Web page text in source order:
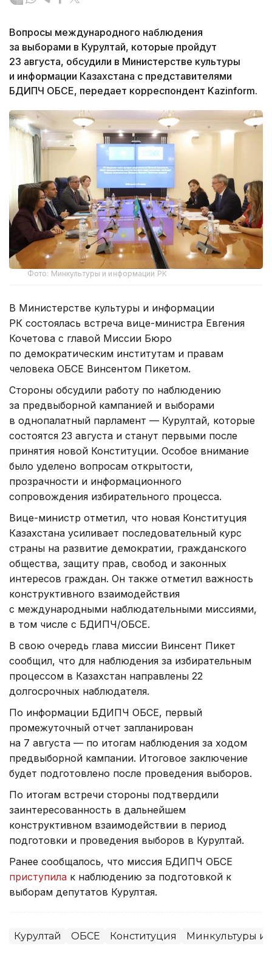
Вопросы международного наблюдения
за выборами в Курултай, которые пройдут
23 августа, обсудили в Министерстве культуры
и информации Казахстана с представителями
БДИПЧ ОБСЕ, передает корреспондент Kazinform.
Фото: Минкультуры и информации РК
В Министерстве культуры и информации
РК состоялась встреча вице-министра Евгения
Кочетова с главой Миссии Бюро
по демократическим институтам и правам
человека ОБСЕ Винсентом Пикетом.
Стороны обсудили работу по наблюдению
за предвыборной кампанией и выборами
в однопалатный парламент — Курултай, которые
состоятся 23 августа и станут первыми после
принятия новой Конституции. Особое внимание
было уделено вопросам открытости,
прозрачности и информационного
сопровождения избирательного процесса.
Вице-министр отметил, что новая Конституция
Казахстана усиливает последовательный курс
страны на развитие демократии, гражданского
общества, защиту прав, свобод и законных
интересов граждан. Он также отметил важность
конструктивного взаимодействия
с международными наблюдательными миссиями,
в том числе с БДИПЧ/ОБСЕ.
В свою очередь глава миссии Винсент Пикет
сообщил, что для наблюдения за избирательным
процессом в Казахстан направлены 22
долгосрочных наблюдателя.
По информации БДИПЧ ОБСЕ, первый
промежуточный отчет запланирован
на 7 августа — по итогам наблюдения за ходом
предвыборной кампании. Итоговое заключение
будет подготовлено после проведения выборов.
По итогам встречи стороны подтвердили
заинтересованность в дальнейшем
конструктивном взаимодействии в период
подготовки и проведения выборов в Курултай.
Ранее сообщалось, что миссия БДИПЧ ОБСЕ
приступила к наблюдению за подготовкой к
выборам депутатов Курултая.
Курултай ОБСЕ Конституция Минкультуры